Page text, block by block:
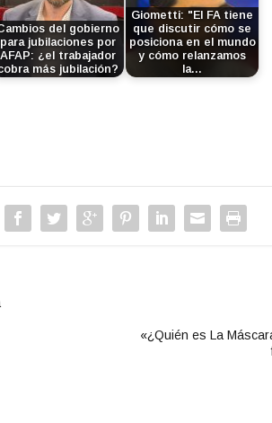
del gobierno
para jubilaciones por
AFAP: ¿el trabajador
más jubilación?
Giometti: "El FA tiene
que discutir cómo se
posiciona en el mundo
y cómo relanzamos
la…
«¿Quién es La